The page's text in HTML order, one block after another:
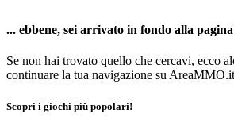
... ebbene, sei arrivato in fondo alla
Se non hai trovato quello che cercavi, ecco
continuare la tua navigazione su
Scopri i giochi più popolari!